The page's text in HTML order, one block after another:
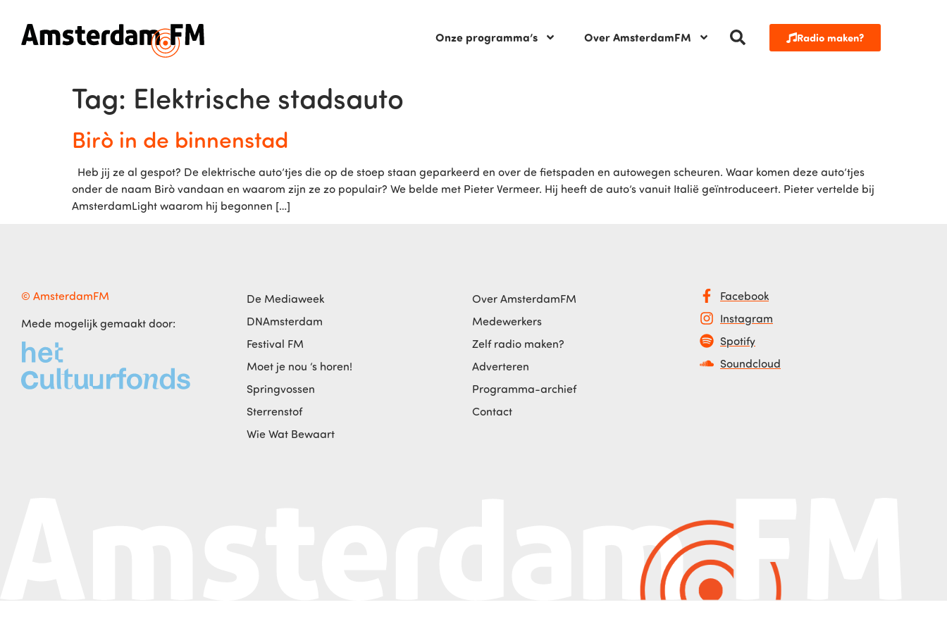
Onze programma’s Over AmsterdamFM Radio maken?
Tag: Elektrische stadsauto
Birò in de binnenstad
Heb jij ze al gespot? De elektrische auto’tjes die op de stoep staan geparkeerd en over de fietspaden en autowegen scheuren. Waar komen deze auto’tjes
onder de naam Birò vandaan en waarom zijn ze zo populair? We belde met Pieter Vermeer. Hij heeft de auto’s vanuit Italië geïntroduceert. Pieter vertelde bij
AmsterdamLight waarom hij begonnen […]
© AmsterdamFM
Mede mogelijk gemaakt door:
De Mediaweek
DNAmsterdam
Festival FM
Moet je nou ‘s horen!
Springvossen
Sterrenstof
Wie Wat Bewaart
Over AmsterdamFM
Medewerkers
Zelf radio maken?
Adverteren
Programma-archief
Contact
Facebook
Instagram
Spotify
Soundcloud